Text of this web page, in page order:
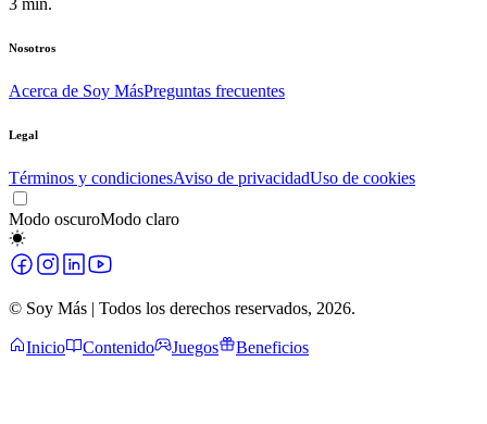
3 min.
Nosotros
Acerca de Soy MásPreguntas frecuentes
Legal
Términos y condicionesAviso de privacidadUso de cookies
Modo oscuroModo claro
© Soy Más | Todos los derechos reservados, 2026.
Inicio Contenido Juegos Beneficios